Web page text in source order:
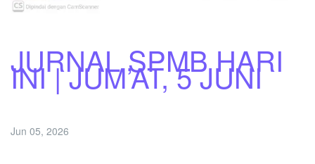
JURNAL SPMB HARI
INI | JUM’AT, 5 JUNI
Jun 05, 2026